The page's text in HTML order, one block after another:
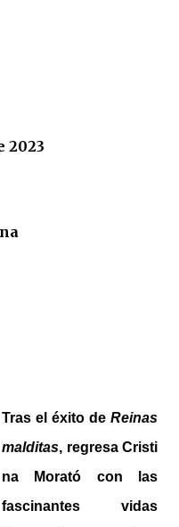
2023
Tras el éxito de Reinas
malditas, regresa Cristi
na
Morató
con las
fascinantes vidas